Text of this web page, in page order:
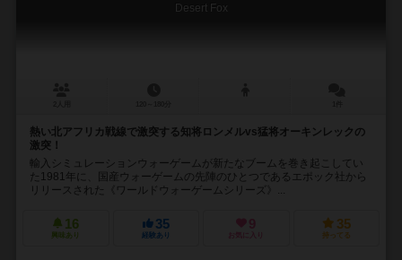
Desert Fox
熱い北アフリカ戦線で激突する知将ロンメルvs猛将オーキンレックの
激突！
輸入シミュレーションウォーゲームが新たなブームを巻き起こしてい
た1981年に、国産ウォーゲームの先陣のひとつであるエポック社から
リリースされた《ワールドウォーゲームシリーズ》...
16
興味あり
35
経験あり
9
お気に入り
35
持ってる